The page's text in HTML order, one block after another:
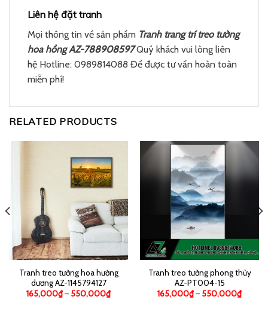
Liên hệ đặt tranh
Mọi thông tin về sản phẩm Tranh trang trí treo tường
hoa hồng AZ-788908597Quý khách vui lòng liên
hệ Hotline: 0989814088 Để được tư vấn hoàn toàn
miễn phí!
RELATED PRODUCTS
Tranh treo tường hoa hướng
dương AZ-1145794127
165,000₫– 550,000₫
Tranh treo tường phong thủy
AZ-PT004-15
165,000₫– 550,000₫